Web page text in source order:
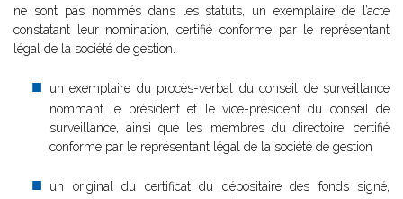
ne sont pas nommés dans les statuts, un exemplaire de l’acte
constatant leur nomination, certifié conforme par le représentant
légal de la société de gestion.
un exemplaire du procès-verbal du conseil de surveillance
nommant le président et le vice-président du conseil de
surveillance, ainsi que les membres du directoire, certifié
conforme par le représentant légal de la société de gestion
un original du certificat du dépositaire des fonds signé,